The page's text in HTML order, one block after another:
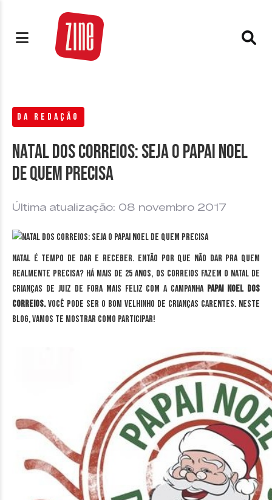
DA REDAÇÃO
Natal dos Correios: Seja o Papai Noel
de quem precisa
Última atualização: 08 novembro 2017
Natal é tempo de dar e receber. Então por que não dar pra quem
realmente precisa? Há mais de 25 anos, os Correios fazem o natal de
crianças de Juiz de Fora mais feliz com a campanha Papai Noel dos
Correios.Você pode ser o bom velhinho de crianças carentes. Neste
blog, vamos te mostrar como participar!